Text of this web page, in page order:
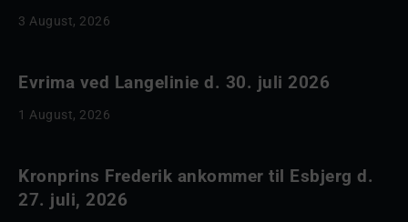
3 August, 2026
Evrima ved Langelinie d. 30. juli 2026
1 August, 2026
Kronprins Frederik ankommer til Esbjerg d.
27. juli, 2026